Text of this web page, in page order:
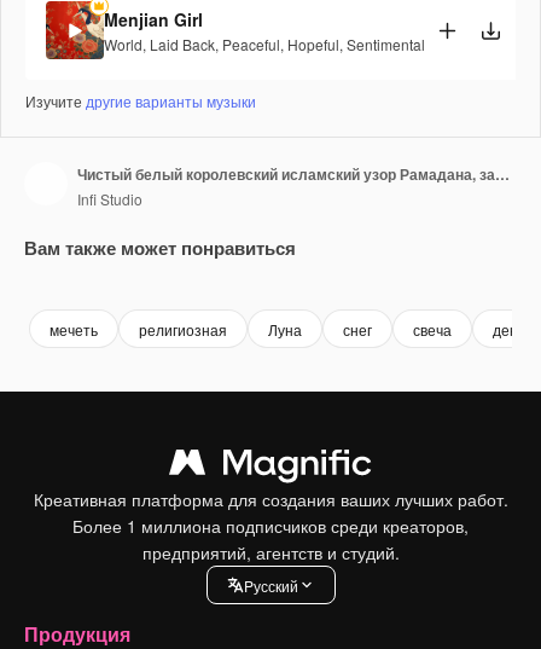
Menjian Girl
World, Laid Back, Peaceful, Hopeful, Sentimental
Изучите другие варианты музыки
Чистый белый королевский исламский узор Рамадана, зацикленный фон с висячими фонарями и мечетью, праздничный Ид.
Infi Studio
Вам также может понравиться
мечеть религиозная Луна снег свеча день
Креативная платформа для создания ваших лучших работ.
Более 1 миллиона подписчиков среди креаторов,
предприятий, агентств и студий.
Pусский
Продукция